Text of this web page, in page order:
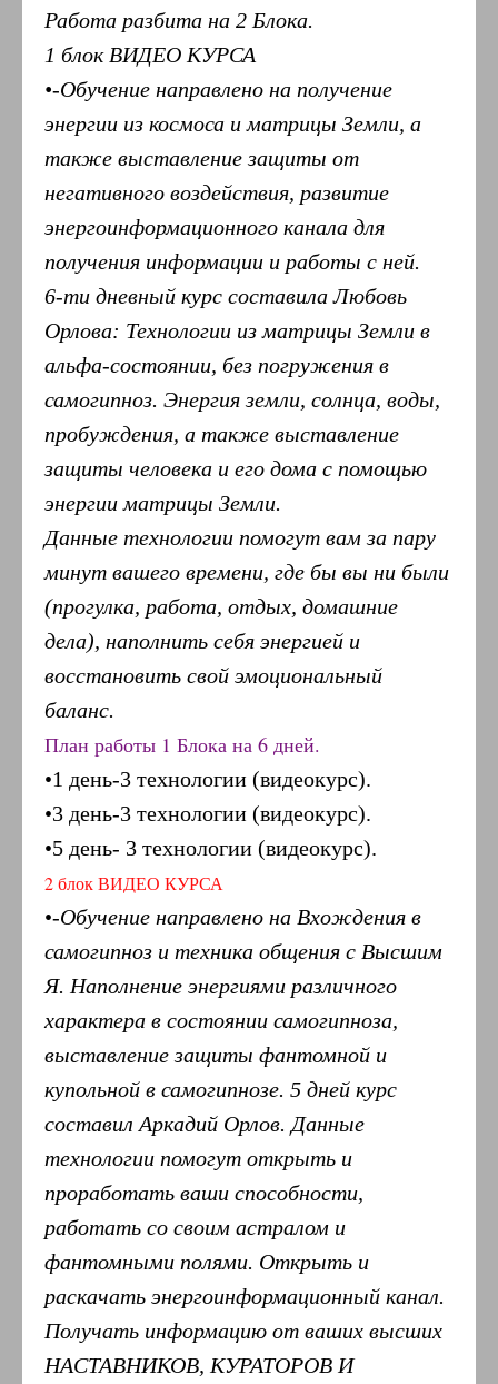
Работа разбита на 2 Блока.
1 блок ВИДЕО КУРСА
•-Обучение направлено на получение
энергии из космоса и матрицы Земли, а
также выставление защиты от
негативного воздействия, развитие
энергоинформационного канала для
получения информации и работы с ней.
6-ти дневный курс составила Любовь
Орлова: Технологии из матрицы Земли в
альфа-состоянии, без погружения в
самогипноз. Энергия земли, солнца, воды,
пробуждения, а также выставление
защиты человека и его дома с помощью
энергии матрицы Земли.
Данные технологии помогут вам за пару
минут вашего времени, где бы вы ни были
(прогулка, работа, отдых, домашние
дела), наполнить себя энергией и
восстановить свой эмоциональный
баланс.
План работы 1 Блока на 6 дней.
•1 день-3 технологии (видеокурс).
•3 день-3 технологии (видеокурс).
•5 день- 3 технологии (видеокурс).
2 блок ВИДЕО КУРСА
•-Обучение направлено на Вхождения в
самогипноз и техника общения с Высшим
Я. Наполнение энергиями различного
характера в состоянии самогипноза,
выставление защиты фантомной и
купольной в самогипнозе. 5 дней курс
составил Аркадий Орлов. Данные
технологии помогут открыть и
проработать ваши способности,
работать со своим астралом и
фантомными полями. Открыть и
раскачать энергоинформационный канал.
Получать информацию от ваших высших
НАСТАВНИКОВ, КУРАТОРОВ И